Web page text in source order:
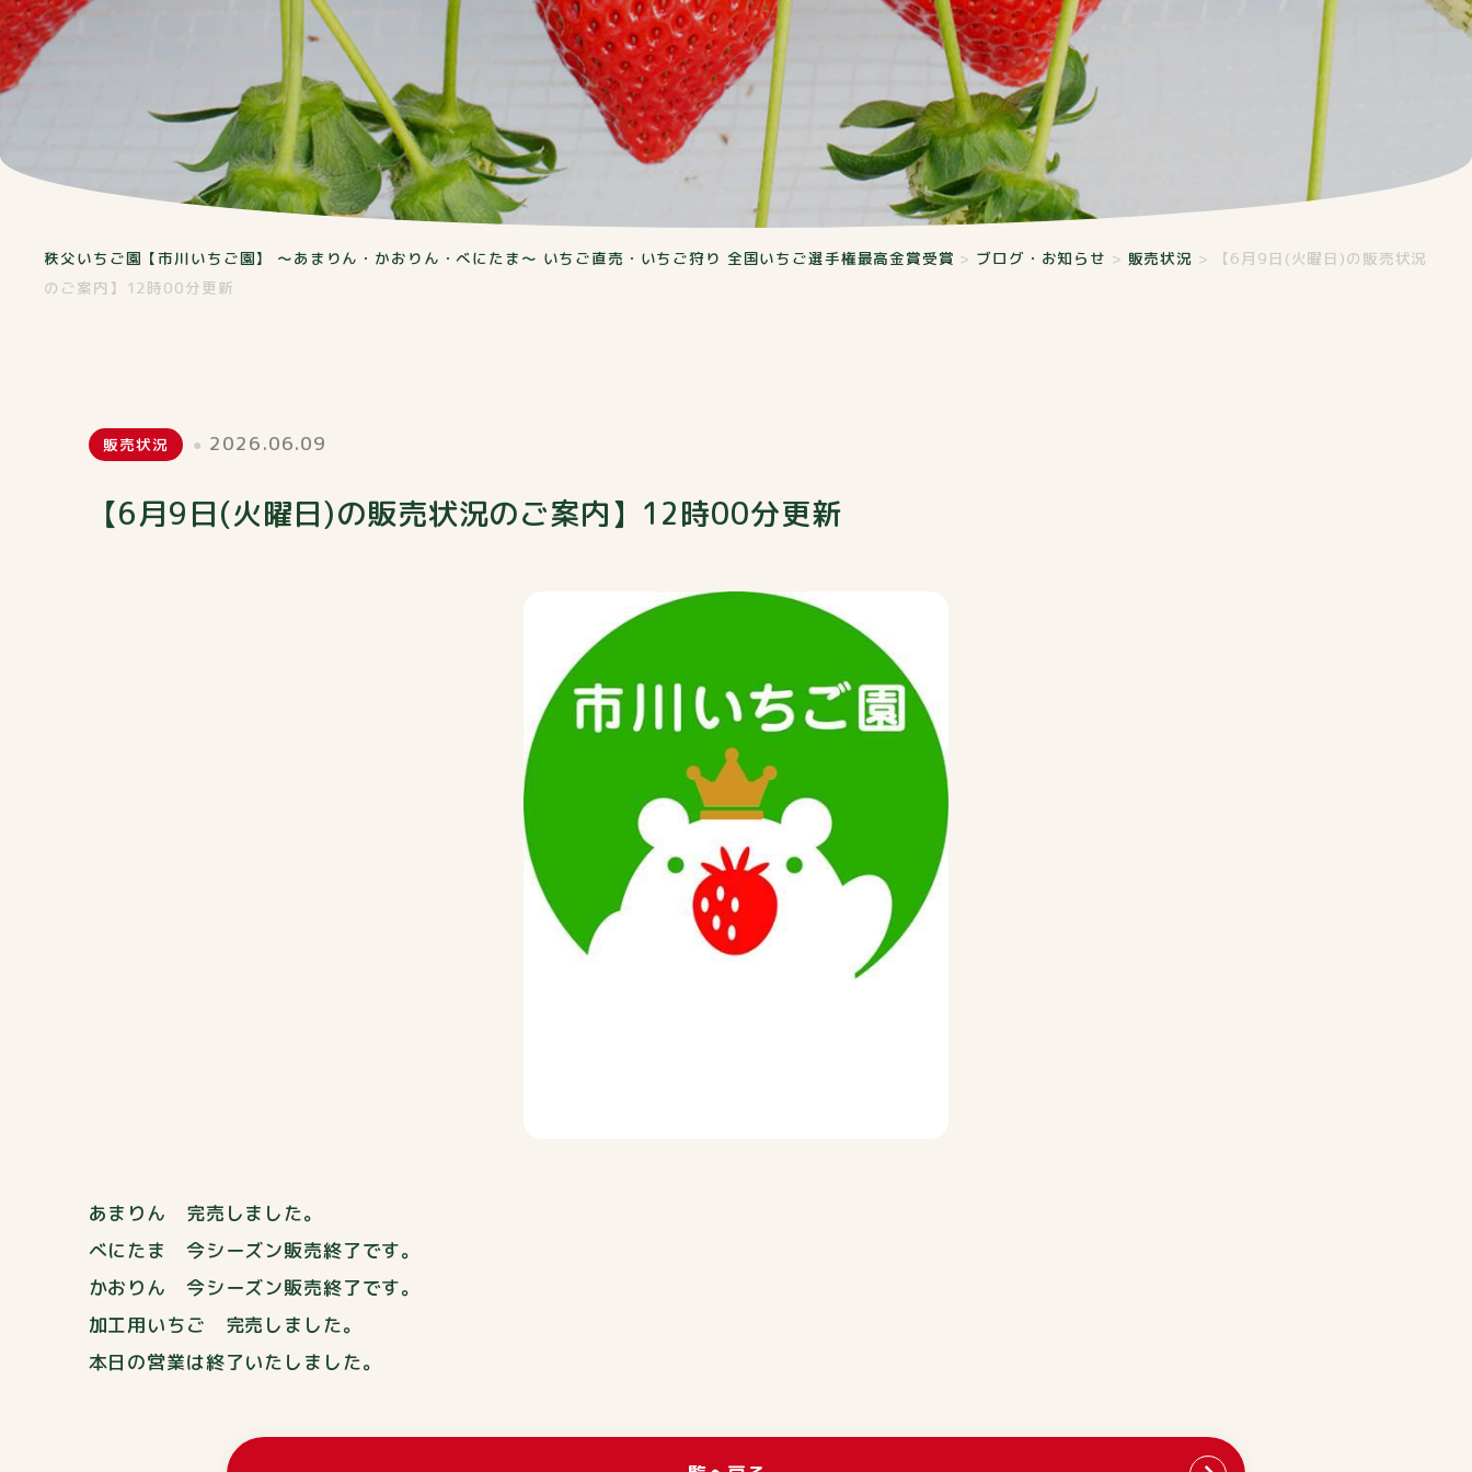
秩父いちご園【市川いちご園】 ～あまりん・かおりん・べにたま～ いちご直売・いちご狩り 全国いちご選手権最高金賞受賞 > ブログ・お知らせ > 販売状況 >
【6月9日(火曜日)の販売状況
のご案内】12時00分更新
販売状況 2026.06.09
【6月9日(火曜日)の販売状況のご案内】12時00分更新
あまりん 完売しました。
べにたま 今シーズン販売終了です。
かおりん 今シーズン販売終了です。
加工用いちご 完売しました。
本日の営業は終了いたしました。